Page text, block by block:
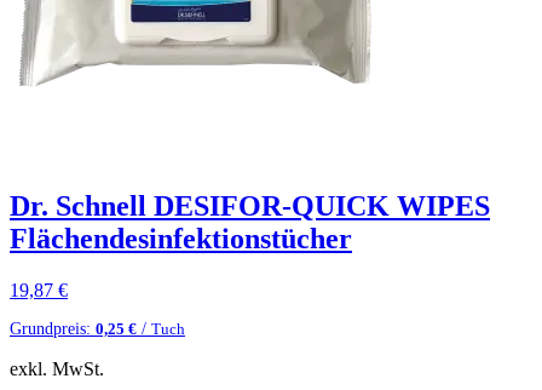
Dr. Schnell DESIFOR-QUICK WIPES
Flächendesinfektionstücher
19,87 €
Grundpreis: 0,25 € / Tuch
exkl. MwSt.